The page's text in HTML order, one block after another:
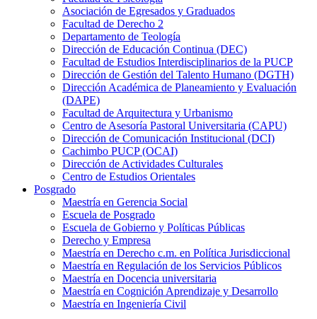
Asociación de Egresados y Graduados
Facultad de Derecho 2
Departamento de Teología
Dirección de Educación Continua (DEC)
Facultad de Estudios Interdisciplinarios de la PUCP
Dirección de Gestión del Talento Humano (DGTH)
Dirección Académica de Planeamiento y Evaluación
(DAPE)
Facultad de Arquitectura y Urbanismo
Centro de Asesoría Pastoral Universitaria (CAPU)
Dirección de Comunicación Institucional (DCI)
Cachimbo PUCP (OCAI)
Dirección de Actividades Culturales
Centro de Estudios Orientales
Posgrado
Maestría en Gerencia Social
Escuela de Posgrado
Escuela de Gobierno y Políticas Públicas
Derecho y Empresa
Maestría en Derecho c.m. en Política Jurisdiccional
Maestría en Regulación de los Servicios Públicos
Maestría en Docencia universitaria
Maestría en Cognición Aprendizaje y Desarrollo
Maestría en Ingeniería Civil